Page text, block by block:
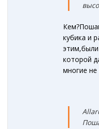
кубика и
которой
многие